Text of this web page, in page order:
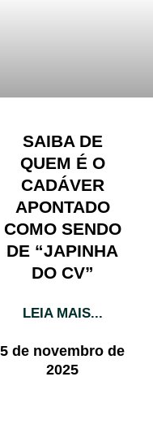
SAIBA DE
QUEM É O
CADÁVER
APONTADO
COMO SENDO
DE “JAPINHA
DO CV”
LEIA MAIS...
5 de novembro de
2025